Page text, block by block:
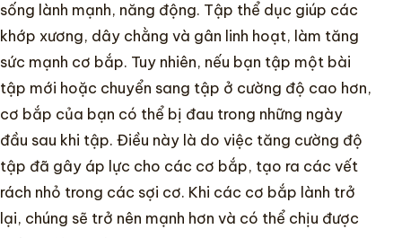
sống lành mạnh, năng động. Tập thể dục giúp các
khớp xương, dây chằng và gân linh hoạt, làm tăng
sức mạnh cơ bắp. Tuy nhiên, nếu bạn tập một bài
tập mới hoặc chuyển sang tập ở cường độ cao hơn,
cơ bắp của bạn có thể bị đau trong những ngày
đầu sau khi tập. Điều này là do việc tăng cường độ
tập đã gây áp lực cho các cơ bắp, tạo ra các vết
rách nhỏ trong các sợi cơ. Khi các cơ bắp lành trở
lại, chúng sẽ trở nên mạnh hơn và có thể chịu được